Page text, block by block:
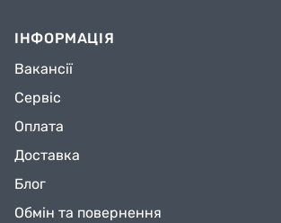
ІНФОРМАЦІЯ
Вакансії
Сервіс
Оплата
Доставка
Блог
Обмін та повернення